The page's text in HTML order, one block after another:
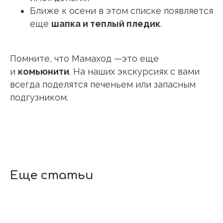
Ближе к осени в этом списке появляется
еще шапка и теплый пледик.
Помните, что Мамаход —это еще
и комьюнити. На наших экскурсиях с вами
всегда поделятся печеньем или запасным
подгузником.
Еще статьи